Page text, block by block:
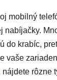
mobilný
nabíjačky.
do krabíc,
vaše
nájdete rôzne